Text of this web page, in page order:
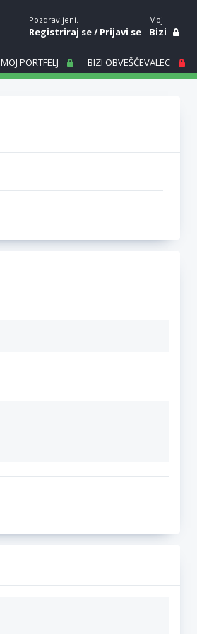
Pozdravljeni.
Registriraj se/Prijavi se
Moj
Bizi
MOJ PORTFELJ BIZI OBVEŠČEVALEC